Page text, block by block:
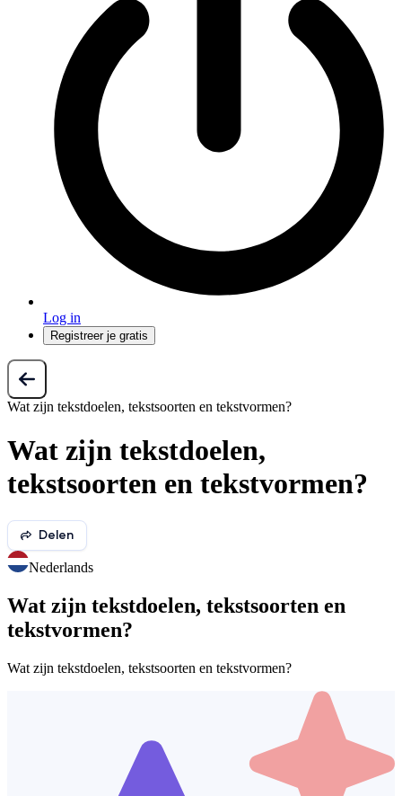
Log in
Registreer je gratis
Wat zijn tekstdoelen, tekstsoorten en tekstvormen?
Wat zijn tekstdoelen,
tekstsoorten en tekstvormen?
Delen
Nederlands
Wat zijn tekstdoelen, tekstsoorten en
tekstvormen?
Wat zijn tekstdoelen, tekstsoorten en tekstvormen?